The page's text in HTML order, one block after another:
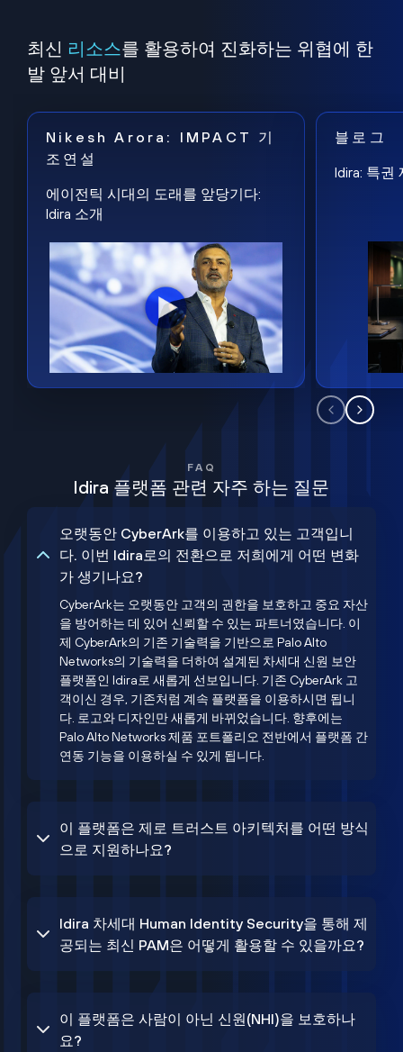
최신 리소스를 활용하여 진화하는 위협에 한
발 앞서 대비
Nikesh Arora: IMPACT 기
조연설
에이전틱 시대의 도래를 앞당기다:
Idira 소개
블로그
Idira: 특권
FAQ
Idira 플랫폼 관련 자주 하는 질문
오랫동안 CyberArk를 이용하고 있는 고객입니
다. 이번 Idira로의 전환으로 저희에게 어떤 변화
가 생기나요?
CyberArk는 오랫동안 고객의 권한을 보호하고 중요 자산
을 방어하는 데 있어 신뢰할 수 있는 파트너였습니다. 이
제 CyberArk의 기존 기술력을 기반으로 Palo Alto
Networks의 기술력을 더하여 설계된 차세대 신원 보안
플랫폼인 Idira로 새롭게 선보입니다. 기존 CyberArk 고
객이신 경우, 기존처럼 계속 플랫폼을 이용하시면 됩니
다. 로고와 디자인만 새롭게 바뀌었습니다. 향후에는
Palo Alto Networks 제품 포트폴리오 전반에서 플랫폼 간
연동 기능을 이용하실 수 있게 됩니다.
이 플랫폼은 제로 트러스트 아키텍처를 어떤 방식
으로 지원하나요?
Idira 차세대 Human Identity Security을 통해 제
공되는 최신 PAM은 어떻게 활용할 수 있을까요?
이 플랫폼은 사람이 아닌 신원(NHI)을 보호하나
요?